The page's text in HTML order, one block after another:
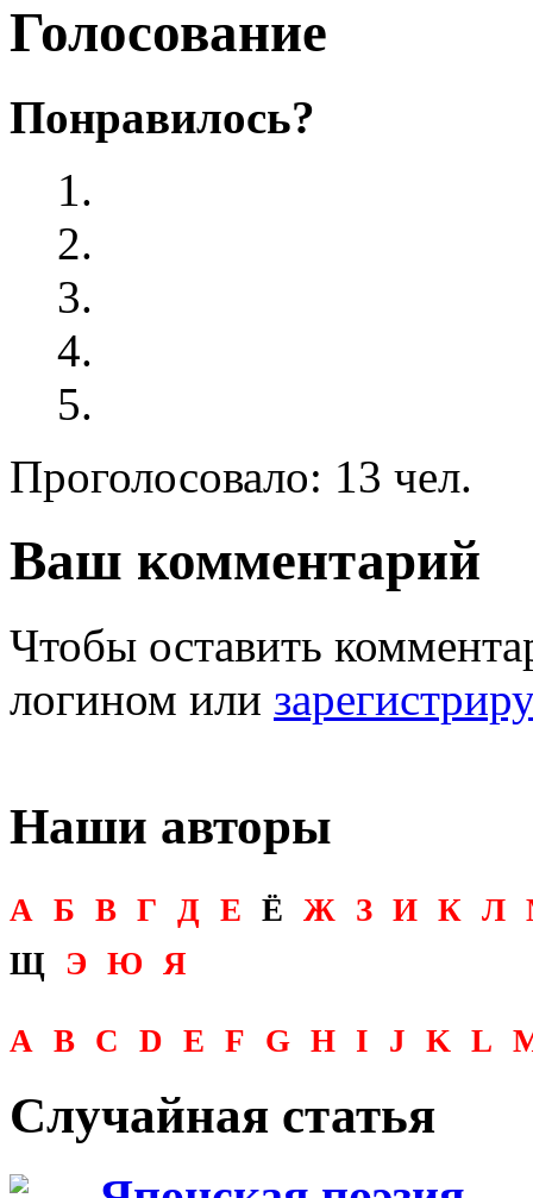
Голосование
Понравилось?
Проголосовало: 13 чел.
Ваш комментарий
Чтобы оставить
логином или
Наши авторы
А Б В Г Д Е Ё Ж З И К Л
Щ Э Ю Я
A B C D E F G H I J K L
Случайная статья